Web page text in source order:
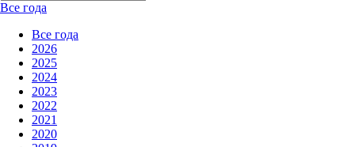
Все года
Все года
2026
2025
2024
2023
2022
2021
2020